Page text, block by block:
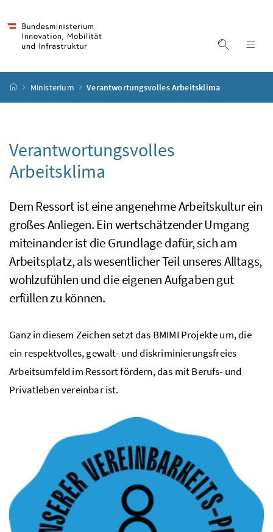
Suche
Startseite
Ministerium Verantwortungsvolles Arbeitsklima
Verantwortungsvolles
Arbeitsklima
Dem Ressort ist eine angenehme Arbeitskultur ein
großes Anliegen. Ein wertschätzender Umgang
miteinander ist die Grundlage dafür, sich am
Arbeitsplatz, als wesentlicher Teil unseres Alltags,
wohlzufühlen und die eigenen Aufgaben gut
erfüllen zu können.
Ganz in diesem Zeichen setzt das BMIMI Projekte um, die
ein respektvolles, gewalt- und diskriminierungsfreies
Arbeitsumfeld im Ressort fördern, das mit Berufs- und
Privatleben vereinbar ist.